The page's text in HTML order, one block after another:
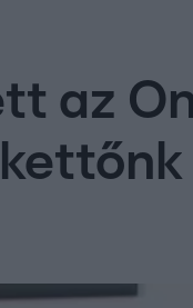
az